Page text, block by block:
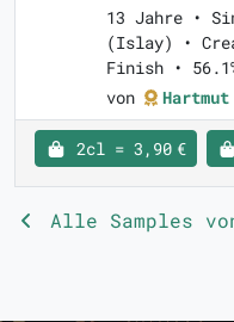
13 Jahre •
(Islay) •
Finish •
von
Hartmut
2cl = 3,90 €
Alle Samples